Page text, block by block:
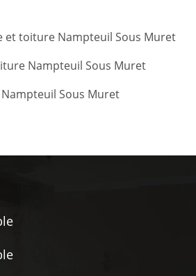
et toiture Nampteuil Sous Muret
Nampteuil Sous Muret
Sous Muret